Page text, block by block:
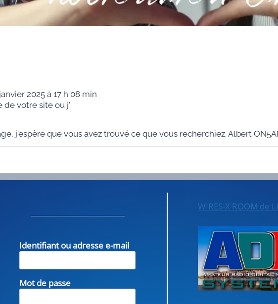
2025 à 17 h 08 min
de votre site ou j'
j'espère que vous avez trouvé ce que vous recherchiez. Albert
Identifiant ou adresse e-mail
Mot de passe
WIRES-X ROOM de